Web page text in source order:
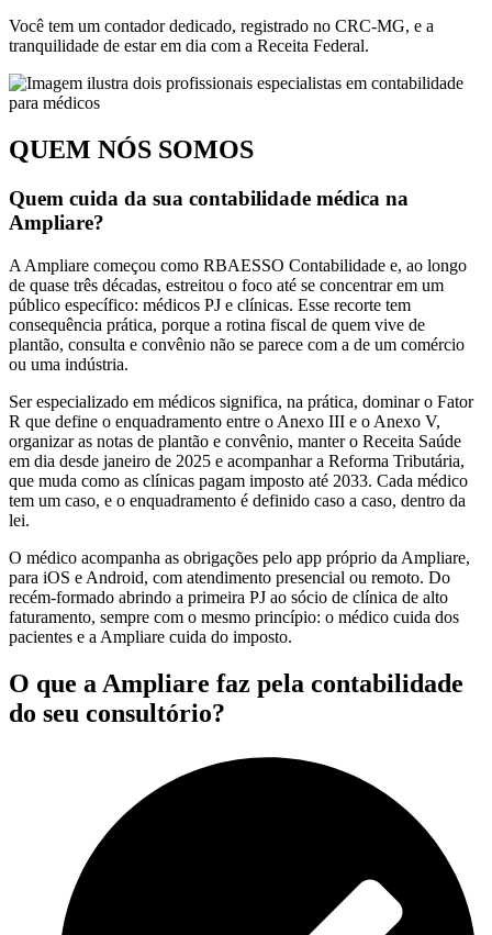
Você tem um contador dedicado, registrado no CRC-MG, e a
tranquilidade de estar em dia com a Receita Federal.
QUEM NÓS SOMOS
Quem cuida da sua contabilidade médica na
Ampliare?
A Ampliare começou como RBAESSO Contabilidade e, ao longo
de quase três décadas, estreitou o foco até se concentrar em um
público específico: médicos PJ e clínicas. Esse recorte tem
consequência prática, porque a rotina fiscal de quem vive de
plantão, consulta e convênio não se parece com a de um comércio
ou uma indústria.
Ser especializado em médicos significa, na prática, dominar o Fator
R que define o enquadramento entre o Anexo III e o Anexo V,
organizar as notas de plantão e convênio, manter o Receita Saúde
em dia desde janeiro de 2025 e acompanhar a Reforma Tributária,
que muda como as clínicas pagam imposto até 2033. Cada médico
tem um caso, e o enquadramento é definido caso a caso, dentro da
lei.
O médico acompanha as obrigações pelo app próprio da Ampliare,
para iOS e Android, com atendimento presencial ou remoto. Do
recém-formado abrindo a primeira PJ ao sócio de clínica de alto
faturamento, sempre com o mesmo princípio: o médico cuida dos
pacientes e a Ampliare cuida do imposto.
O que a Ampliare faz pela contabilidade
do seu consultório?